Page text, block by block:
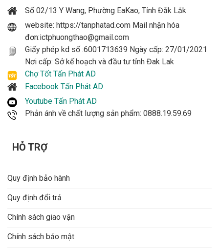
Số 02/13 Y Wang, Phường EaKao, Tỉnh Đắk Lắk
website: https://tanphatad.com Mail nhận hóa
đơn:ictphuongthao@gmail.com
Giấy phép kd số :6001713639 Ngày cấp: 27/01/2021
Nơi cấp: Sở kế hoạch và đầu tư tỉnh Đak Lak
Chợ Tốt Tấn Phát AD
Facebook Tấn Phát AD
Youtube Tấn Phát AD
Phản ánh về chất lượng sản phẩm: 0888.19.59.69
HỖ TRỢ
Quy định bảo hành
Quy định đổi trả
Chính sách giao vận
Chính sách bảo mật